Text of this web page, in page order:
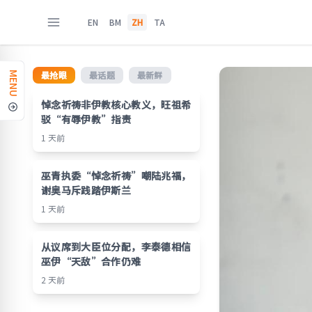
EN BM ZH TA
MENU 最抢眼 最话题 最新鲜
悼念祈祷非伊教核心教义，旺祖希
驳“有辱伊教”指责
1 天前
巫青执委“悼念祈祷”嘲陆兆福，
谢奥马斥践踏伊斯兰
1 天前
从议席到大臣位分配，李泰德相信
巫伊“天敌”合作仍难
2 天前